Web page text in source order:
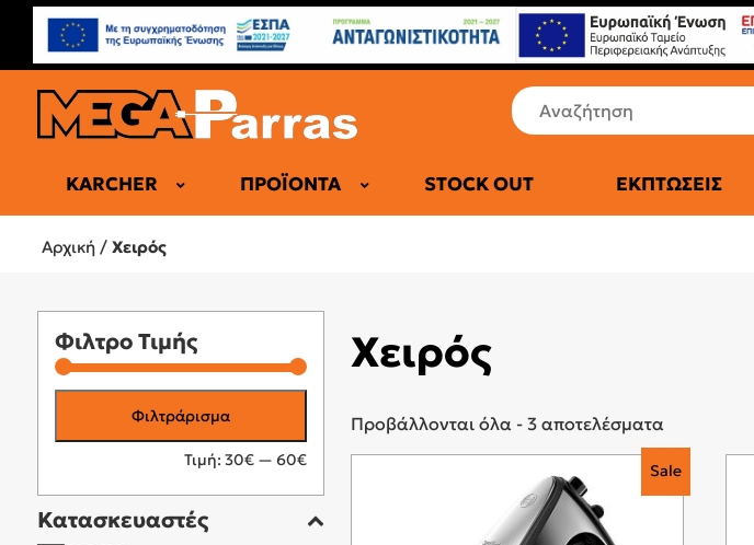
KARCHER ΠΡΟΪΌΝΤΑ STOCK OUT ΕΚΠΤΏΣΕΙΣ
Αρχική / Χειρός
Φιλτρο Τιμής
τιμή
τιμή
Φιλτράρισμα
Τιμή: 30€ — 60€
Κατασκευαστές
Χειρός
Προβάλλονται όλα - 3 αποτελέσματα
Sale